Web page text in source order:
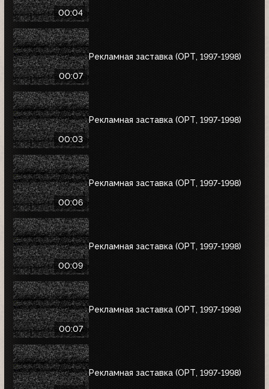
00:04
00:07
Рекламная заставка (ОРТ, 1997-1998)
00:03
Рекламная заставка (ОРТ, 1997-1998)
00:06
Рекламная заставка (ОРТ, 1997-1998)
00:09
Рекламная заставка (ОРТ, 1997-1998)
00:07
Рекламная заставка (ОРТ, 1997-1998)
Рекламная заставка (ОРТ, 1997-1998)